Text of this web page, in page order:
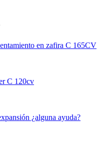
en zafira C 165CV
C 120cv
¿alguna ayuda?